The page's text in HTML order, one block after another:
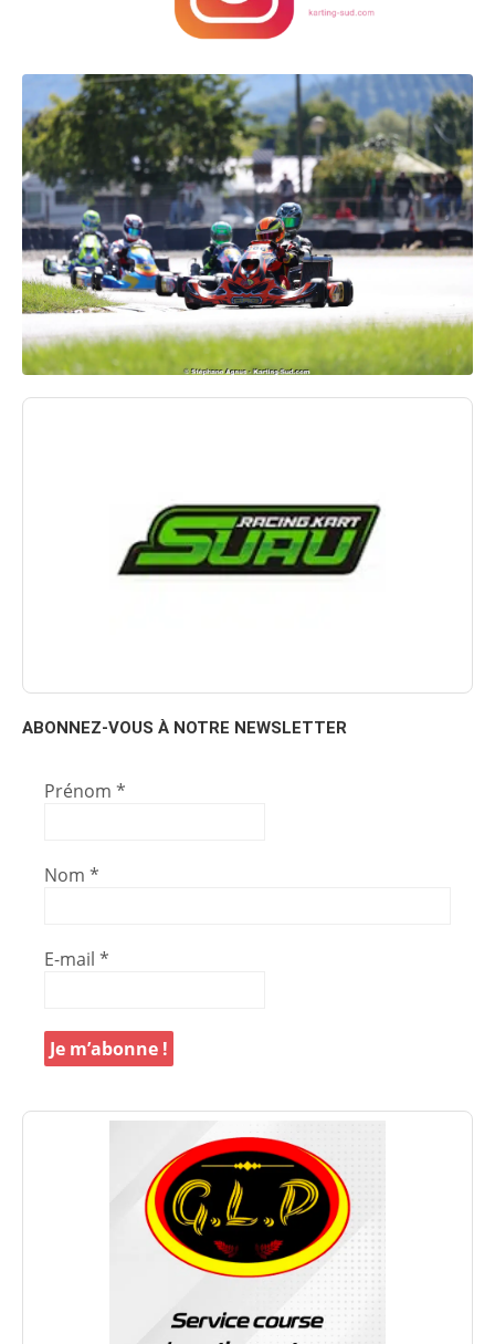
ABONNEZ-VOUS À NOTRE NEWSLETTER
Prénom *
Nom *
E-mail *